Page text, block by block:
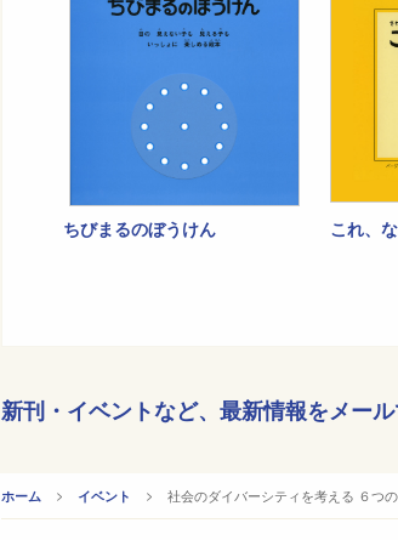
ちびまるのぼうけん これ、
新刊・イベントなど、 最新情報をメール
ホーム イベント CURRENT:
社会のダイバーシティを考える ６つ